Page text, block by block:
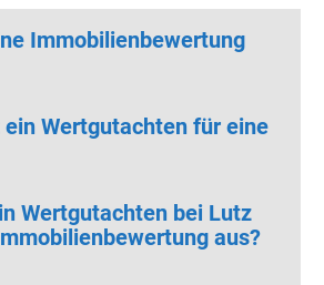
Immobilienbewertung
Wertgutachten für eine
Wertgutachten bei Lutz
aus?